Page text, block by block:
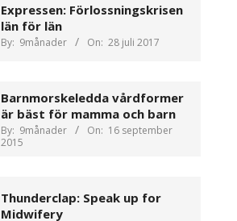
Expressen: Förlossningskrisen
län för län
By: 9månader On: 28 juli 2017
Barnmorskeledda vårdformer
är bäst för mamma och barn
By: 9månader On: 16 september
2015
Thunderclap: Speak up for
Midwifery